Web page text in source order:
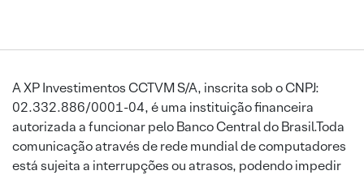
A XP Investimentos CCTVM S/A, inscrita sob o CNPJ:
02.332.886/0001-04, é uma instituição financeira
autorizada a funcionar pelo Banco Central do Brasil.Toda
comunicação através de rede mundial de computadores
está sujeita a interrupções ou atrasos, podendo impedir